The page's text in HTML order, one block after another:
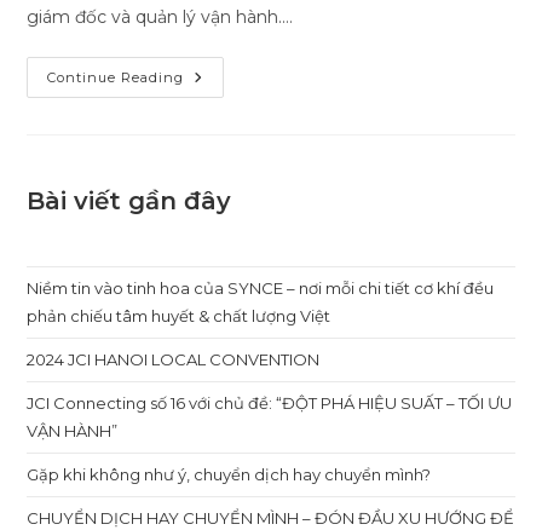
giám đốc và quản lý vận hành.…
Continue Reading JCI
Connecting
“ĐỘT
PHÁ
TỐI
ƯU
VẬN
Bài viết gần đây
Niềm tin vào tinh hoa của SYNCE – nơi mỗi chi tiết cơ khí đều
phản chiếu tâm huyết & chất lượng Việt
2024 JCI HANOI LOCAL CONVENTION
JCI Connecting số 16 với chủ đề: “ĐỘT PHÁ HIỆU SUẤT – TỐI ƯU
VẬN HÀNH”
Gặp khi không như ý, chuyển dịch hay chuyển mình?
CHUYỂN DỊCH HAY CHUYỂN MÌNH – ĐÓN ĐẦU XU HƯỚNG ĐỂ